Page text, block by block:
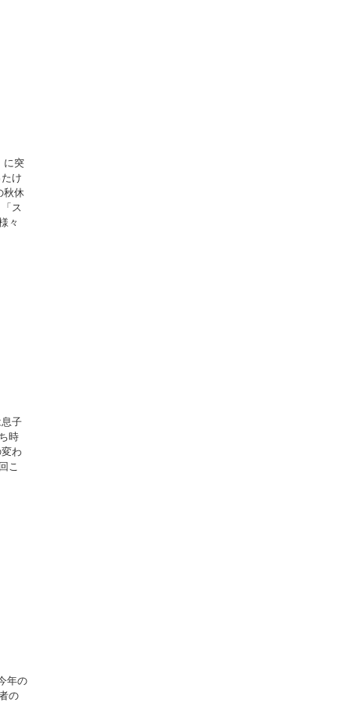
に突
け
秋休
ス
々
子
時
わ
こ
年の
の